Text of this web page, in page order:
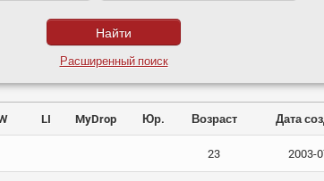
Расширенный поиск
LI MyDrop Юр. Возраст Дата
23 2003-